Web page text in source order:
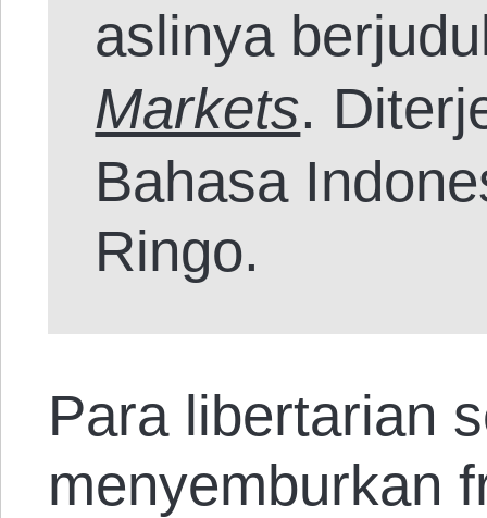
aslinya
Markets.
Bahasa
Ringo.
Para libertarian
menyemburkan